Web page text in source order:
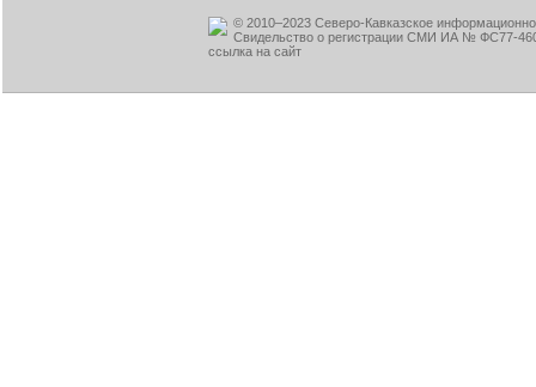
© 2010–2023 Северо-Кавказское
Свидельство о регистрации СМИ ИА № ФС77-
ссылка на сайт